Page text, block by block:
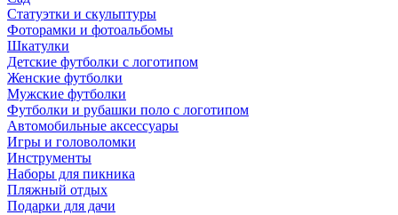
Статуэтки и скульптуры
Фоторамки и фотоальбомы
Шкатулки
Детские футболки с логотипом
Женские футболки
Мужские футболки
Футболки и рубашки поло с логотипом
Автомобильные аксессуары
Игры и головоломки
Инструменты
Наборы для пикника
Пляжный отдых
Подарки для дачи